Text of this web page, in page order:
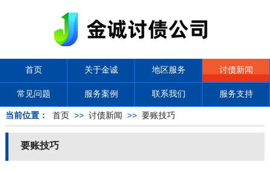
首页 关于金诚 地区服务 讨债新闻
常见问题 服务案例 联系我们 服务支持
当前位置： 首页 >> 讨债新闻 >> 要账技巧
要账技巧